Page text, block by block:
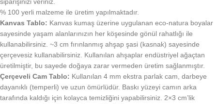
siparişinizi veriniz.
% 100 yerli malzeme ile üretim yapılmaktadır.
Kanvas Tablo: Kanvas kumaş üzerine uygulanan eco-natura boyalar
sayesinde yaşam alanlarınızın her köşesinde gönül rahatlığı ile
kullanabilirsiniz. ~3 cm fırınlanmış ahşap şasi (kasnak) sayesinde
çerçevesiz kullanabilirsiniz. Kullanılan ahşaplar endüstriyel ağaçtan
üretilmiştir, bu sayede doğaya zarar vermeden üretim sağlanmıştır.
Çerçeveli Cam Tablo: Kullanılan 4 mm ekstra parlak cam, darbeye
dayanıklı (temperli) ve uzun ömürlüdür. Baskı yüzeyi camın arka
tarafında kaldığı için kolayca temizliğini yapabilirsiniz. 2×3 cm’lik